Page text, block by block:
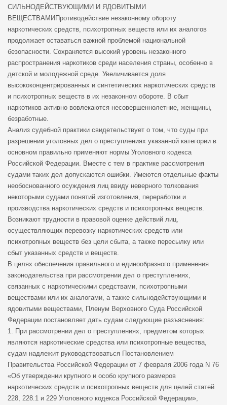
СИЛЬНОДЕЙСТВУЮЩИМИ И ЯДОВИТЫМИ
ВЕЩЕСТВАМИПротиводействие незаконному обороту
наркотических средств, психотропных веществ или их аналогов
продолжает оставаться важной проблемой национальной
безопасности. Сохраняется высокий уровень незаконного
распространения наркотиков среди населения страны, особенно в
детской и молодежной среде. Увеличивается доля
высококонцентрированных и синтетических наркотических средств
и психотропных веществ в их незаконном обороте. В сбыт
наркотиков активно вовлекаются несовершеннолетние, женщины,
безработные.
Анализ судебной практики свидетельствует о том, что суды при
разрешении уголовных дел о преступлениях указанной категории в
основном правильно применяют нормы Уголовного кодекса
Российской Федерации. Вместе с тем в практике рассмотрения
судами таких дел допускаются ошибки. Имеются отдельные факты
необоснованного осуждения лиц ввиду неверного толкования
некоторыми судами понятий изготовления, переработки и
производства наркотических средств и психотропных веществ.
Возникают трудности в правовой оценке действий лиц,
осуществляющих перевозку наркотических средств или
психотропных веществ без цели сбыта, а также пересылку или
сбыт указанных средств и веществ.
В целях обеспечения правильного и единообразного применения
законодательства при рассмотрении дел о преступлениях,
связанных с наркотическими средствами, психотропными
веществами или их аналогами, а также сильнодействующими и
ядовитыми веществами, Пленум Верховного Суда Российской
Федерации постановляет дать судам следующие разъяснения:
1. При рассмотрении дел о преступлениях, предметом которых
являются наркотические средства или психотропные вещества,
судам надлежит руководствоваться Постановлением
Правительства Российской Федерации от 7 февраля 2006 года N 76
«Об утверждении крупного и особо крупного размеров
наркотических средств и психотропных веществ для целей статей
228, 228.1 и 229 Уголовного кодекса Российской Федерации»,